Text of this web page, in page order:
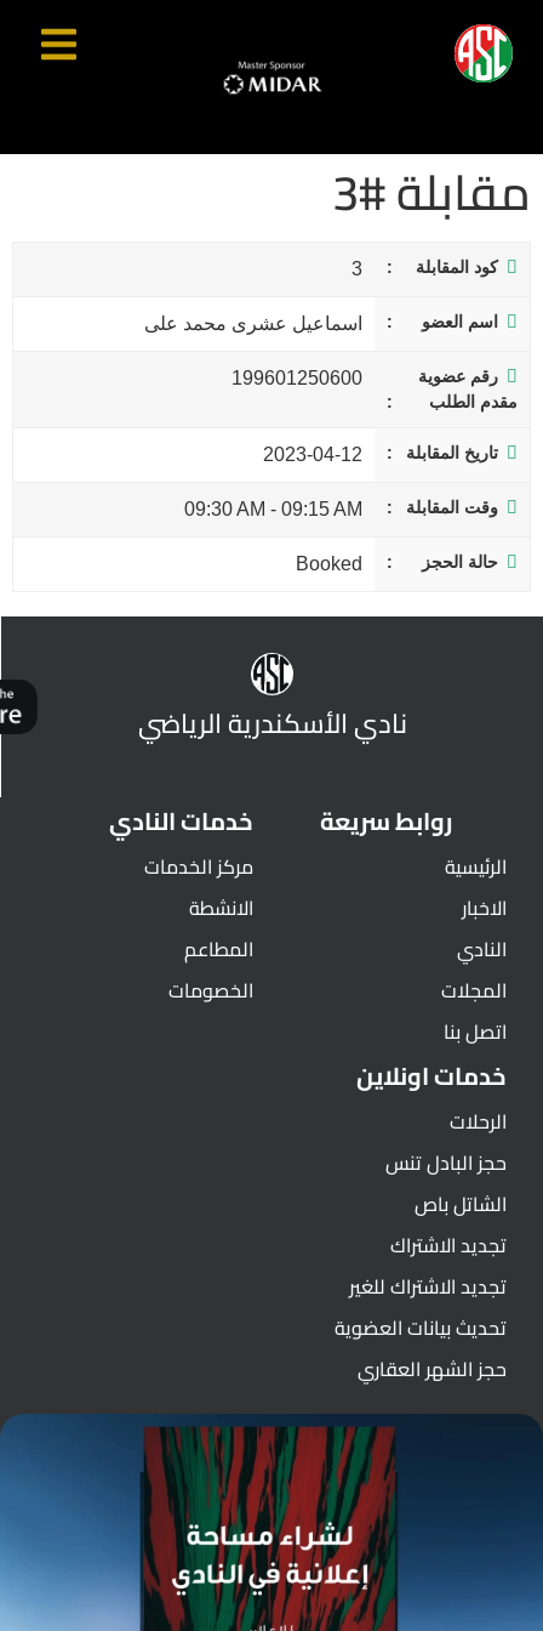
مقابلة #3
كود المقابلة 3
اسم العضو اسماعيل عشرى محمد على
رقم عضوية
مقدم الطلب
199601250600
تاريخ المقابلة 2023-04-12
وقت المقابلة 09:15 AM
-
09:30 AM
حالة الحجز Booked
نادي الأسكندرية الرياضي
روابط سريعة
الرئيسية
الاخبار
النادي
المجلات
اتصل بنا
خدمات النادي
مركز الخدمات
الانشطة
المطاعم
الخصومات
خدمات اونلاين
الرحلات
حجز البادل تنس
الشاتل باص
تجديد الاشتراك
تجديد الاشتراك للغير
تحديث بيانات العضوية
حجز الشهر العقاري